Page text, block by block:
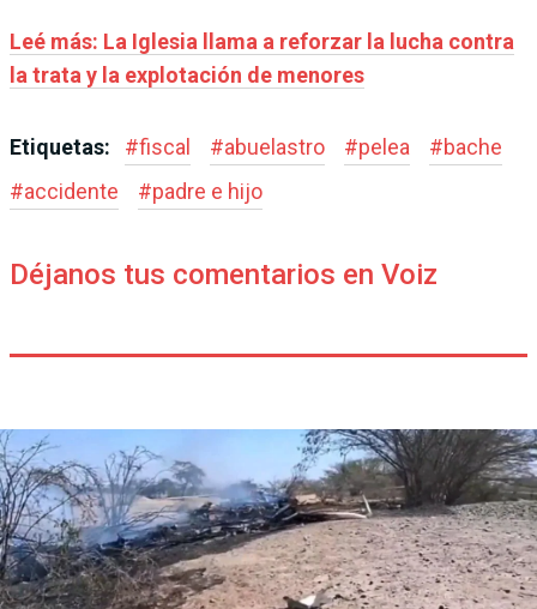
Leé más: La Iglesia llama a reforzar la lucha contra
la trata y la explotación de menores
Etiquetas: #fiscal #abuelastro #pelea #bache
#accidente #padre e hijo
Déjanos tus comentarios en Voiz